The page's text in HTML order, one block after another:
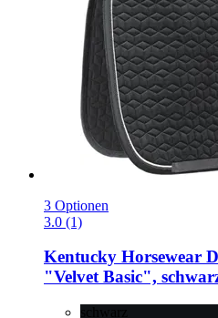
3 Optionen
3.0 (1)
Kentucky Horsewear
"Velvet Basic",